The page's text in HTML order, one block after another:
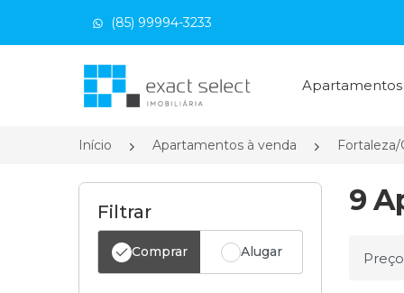
(85) 99994-3233
Página inicial
Início Apartamentos à venda Fortaleza/
Filtrar
Comprar Alugar
9